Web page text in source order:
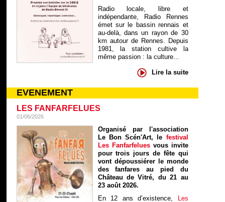
Radio locale, libre et
indépendante, Radio Rennes
émet sur le bassin rennais et
au-delà, dans un rayon de 30
km autour de Rennes. Depuis
1981, la station cultive la
même passion : la culture...
Lire la suite
EVENEMENT
LES FANFARFELUES
01/06/2026
Organisé par l'association
Le Bon Scén'Art, le festival
Les Fanfarfelues vous invite
pour trois jours de fête qui
vont dépoussiérer le monde
des fanfares au pied du
Château de Vitré, du 21 au
23 août 2026.
En 12 ans d’existence, Les